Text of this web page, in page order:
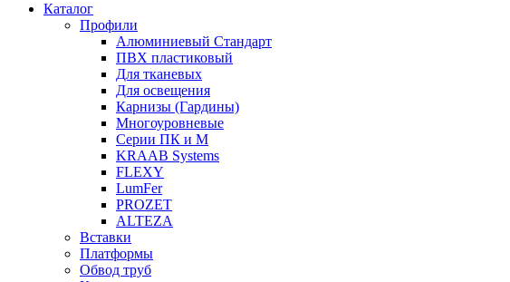
Каталог
Профили
Алюминиевый Стандарт
ПВХ пластиковый
Для тканевых
Для освещения
Карнизы (Гардины)
Многоуровневые
Серии ПК и М
KRAAB Systems
FLEXY
LumFer
PROZET
ALTEZA
Вставки
Платформы
Обвод труб